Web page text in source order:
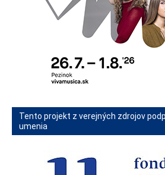
Tento projekt z verejných zdrojov
umenia